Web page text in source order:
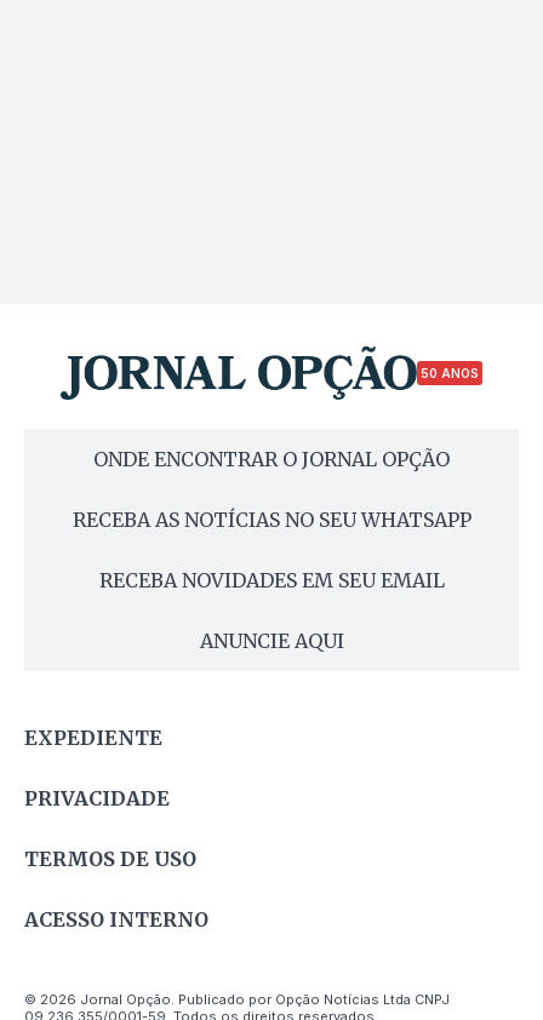
50 ANOS
ONDE ENCONTRAR O JORNAL OPÇÃO
RECEBA AS NOTÍCIAS NO SEU WHATSAPP
RECEBA NOVIDADES EM SEU EMAIL
ANUNCIE AQUI
EXPEDIENTE
PRIVACIDADE
TERMOS DE USO
ACESSO INTERNO
© 2026 Jornal Opção. Publicado por Opção Notícias Ltda CNPJ
09.236.355/0001-59. Todos os direitos reservados.